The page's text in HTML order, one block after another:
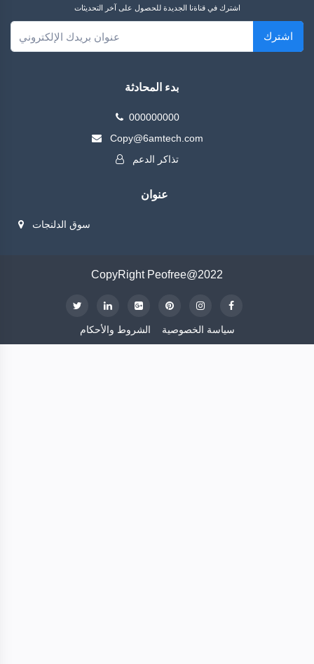
اشترك في قناةنا الجديدة للحصول على آخر التحديثات
اشترك
بدء المحادثة
000000000
Copy@6amtech.com
تذاكر الدعم
عنوان
سوق الدلنجات
CopyRight Peofree@2022
الشروط والأحكام سياسة الخصوصية